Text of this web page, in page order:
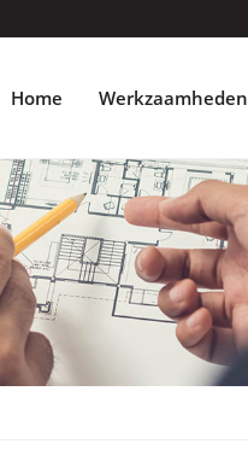
Home Werkzaamheden